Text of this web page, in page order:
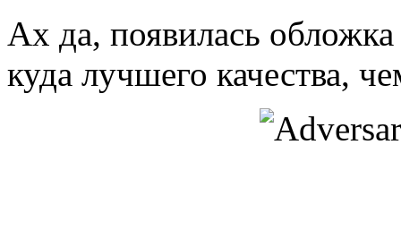
Ах да, появилась
куда лучшего качества,